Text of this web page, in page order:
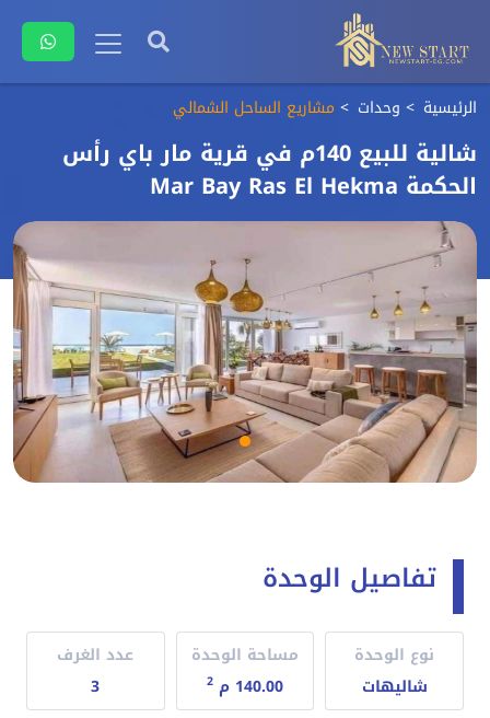
الرئيسية وحدات مشاريع الساحل الشمالي
شالية للبيع 140م في قرية مار باي رأس
الحكمة Mar Bay Ras El Hekma
تفاصيل الوحدة
نوع الوحدة
شاليهات
مساحة الوحدة
140.00 م
2
عدد الغرف
3